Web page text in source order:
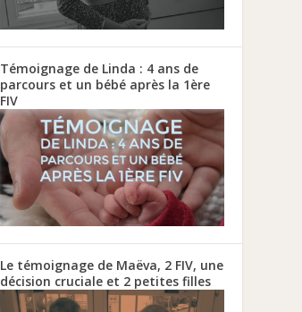
Témoignage de Linda : 4 ans de
parcours et un bébé après la 1ère
FIV
Le témoignage de Maëva, 2 FIV, une
décision cruciale et 2 petites filles